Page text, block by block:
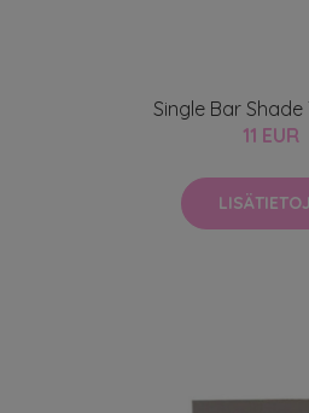
Single Bar Shade
11 EUR